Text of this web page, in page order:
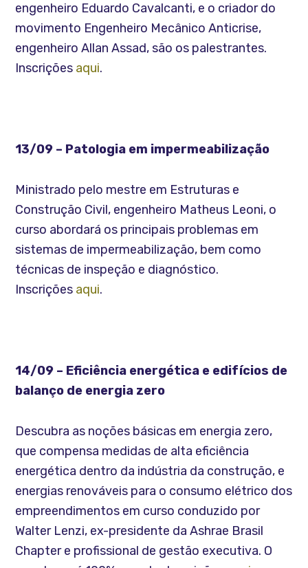
engenheiro Eduardo Cavalcanti, e o criador do
movimento Engenheiro Mecânico Anticrise,
engenheiro Allan Assad, são os palestrantes.
Inscrições aqui.
13/09 – Patologia em impermeabilização
Ministrado pelo mestre em Estruturas e
Construção Civil, engenheiro Matheus Leoni, o
curso abordará os principais problemas em
sistemas de impermeabilização, bem como
técnicas de inspeção e diagnóstico.
Inscrições aqui.
14/09 – Eficiência energética e edifícios de
balanço de energia zero
Descubra as noções básicas em energia zero,
que compensa medidas de alta eficiência
energética dentro da indústria da construção, e
energias renováveis para o consumo elétrico dos
empreendimentos em curso conduzido por
Walter Lenzi, ex-presidente da Ashrae Brasil
Chapter e profissional de gestão executiva. O